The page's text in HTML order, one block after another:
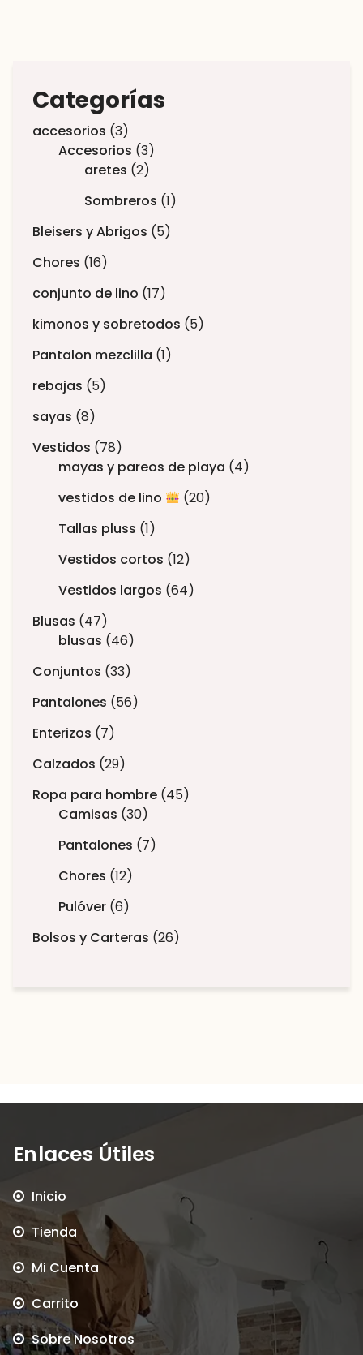
Categorías
accesorios 3
Accesorios 3
aretes 2
Sombreros 1
Bleisers y Abrigos 5
Chores 16
conjunto de lino 17
kimonos y sobretodos 5
Pantalon mezclilla 1
rebajas 5
sayas 8
Vestidos 78
mayas y pareos de playa 4
vestidos de lino
20
Tallas pluss 1
Vestidos cortos 12
Vestidos largos 64
Blusas 47
blusas 46
Conjuntos 33
Pantalones 56
Enterizos 7
Calzados 29
Ropa para hombre 45
Camisas 30
Pantalones 7
Chores 12
Pulóver 6
Bolsos y Carteras 26
Enlaces Útiles
Inicio
Tienda
Mi Cuenta
Carrito
Sobre Nosotros